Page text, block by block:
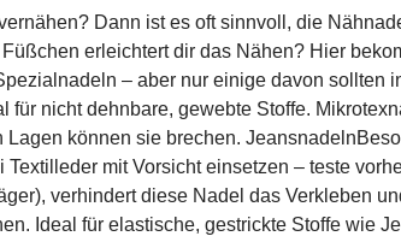
Dann ist es oft sinnvoll, die
erleichtert dir das Nähen? Hier
– aber nur einige davon sollten
nicht dehnbare, gewebte Stoffe.
können sie brechen.
mit Vorsicht einsetzen – teste
verhindert diese Nadel das Verkleben
Ideal für elastische, gestrickte Stoffe wie